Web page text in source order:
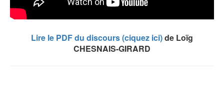
Lire le PDF du discours (ciquez ici)de Loïg
CHESNAIS-GIRARD